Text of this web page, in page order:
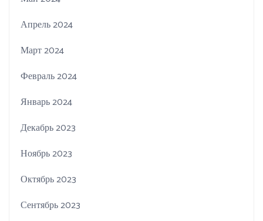
Апрель 2024
Март 2024
Февраль 2024
Январь 2024
Декабрь 2023
Ноябрь 2023
Октябрь 2023
Сентябрь 2023